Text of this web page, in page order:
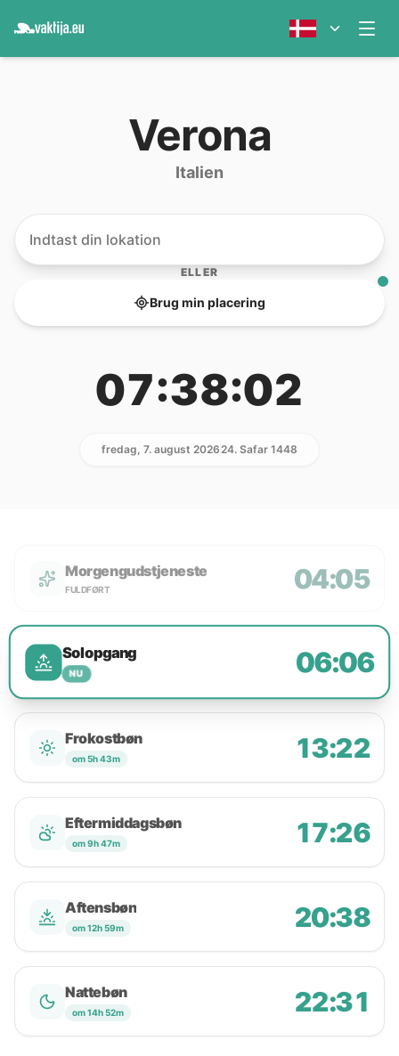
Verona
Italien
ELLER
Brug min placering
07:38:02
fredag, 7. august 202624. Safar 1448
Morgengudstjeneste
FULDFØRT 04:05
Solopgang
NU 06:06
Frokostbøn
om 5h 43m 13:22
Eftermiddagsbøn
om 9h 47m 17:26
Aftensbøn
om 12h 59m 20:38
Nattebøn
om 14h 52m 22:31